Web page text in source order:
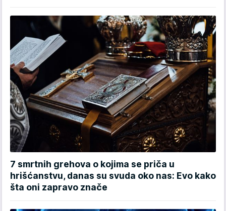
7 smrtnih grehova o kojima se priča u
hrišćanstvu, danas su svuda oko nas: Evo kako
šta oni zapravo znače